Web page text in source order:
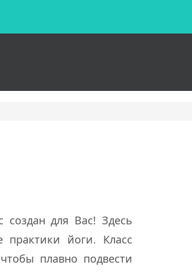
создан для Вас! Здесь
йоги. Класс
плавно подвести